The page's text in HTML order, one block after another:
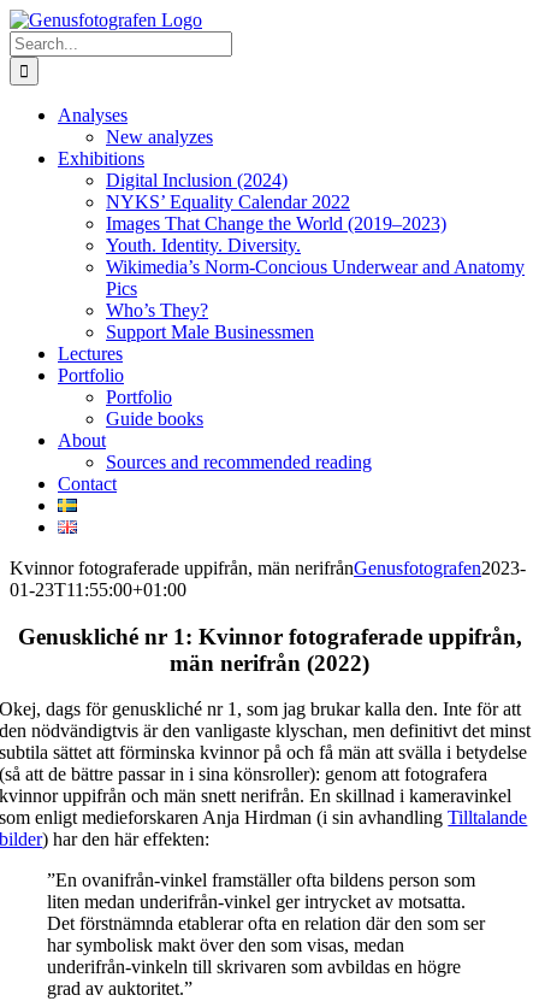
Skip
to
content
Search
for:
Analyses
New analyzes
Exhibitions
Digital Inclusion (2024)
NYKS’ Equality Calendar 2022
Images That Change the World (2019–2023)
Youth. Identity. Diversity.
Wikimedia’s Norm-Concious Underwear and Anatomy
Pics
Who’s They?
Support Male Businessmen
Lectures
Portfolio
Portfolio
Guide books
About
Sources and recommended reading
Contact
Kvinnor fotograferade uppifrån, män nerifrånGenusfotografen2023-
01-23T11:55:00+01:00
Genuskliché nr 1: Kvinnor fotograferade uppifrån,
män nerifrån (2022)
Okej, dags för genuskliché nr 1, som jag brukar kalla den. Inte för att
den nödvändigtvis är den vanligaste klyschan, men definitivt det minst
subtila sättet att förminska kvinnor på och få män att svälla i betydelse
(så att de bättre passar in i sina könsroller): genom att fotografera
kvinnor uppifrån och män snett nerifrån. En skillnad i kameravinkel
som enligt medieforskaren Anja Hirdman (i sin avhandlingTilltalande
bilder) har den här effekten:
”En ovanifrån-vinkel framställer ofta bildens person som
liten medan underifrån-vinkel ger intrycket av motsatta.
Det förstnämnda etablerar ofta en relation där den som ser
har symbolisk makt över den som visas, medan
underifrån-vinkeln till skrivaren som avbildas en högre
grad av auktoritet.”